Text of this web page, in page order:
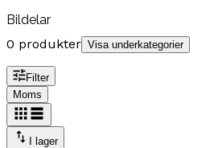
Bildelar
0 produkter Visa underkategorier
Filter
Moms
I lager